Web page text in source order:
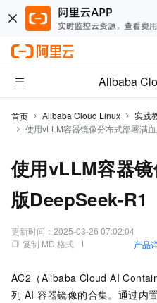
Alibaba
首页 Alibaba Cloud Linux
实践
使用vLLM容器镜像分布式部署满
使用vLLM容器
版DeepSeek-R1
更新时间： 2025-03-26 07:02:04
复制 MD 格式
产品
AC2（Alibaba Cloud AI
列 AI 容器镜像的合集。通过内